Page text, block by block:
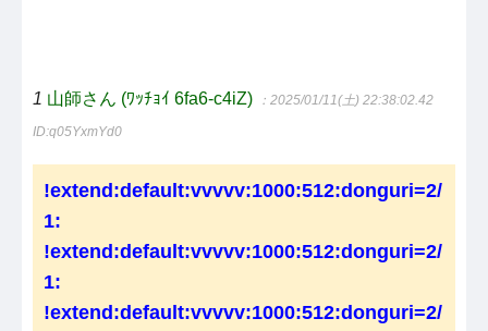
1 山師さん (ﾜｯﾁｮｲ 6fa6-c4iZ) ：2025/01/11(土) 22:38:02.42
ID:q05YxmYd0
!extend:default:vvvvv:1000:512:donguri=2/
1:
!extend:default:vvvvv:1000:512:donguri=2/
1:
!extend:default:vvvvv:1000:512:donguri=2/